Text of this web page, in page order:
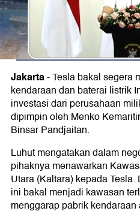
Jakarta-Tesla bakal segera
kendaraan dan baterai listrik
investasi dari perusahaan
dipimpin oleh Menko
Binsar Pandjaitan.
Luhut mengatakan dalam
pihaknya menawarkan
Utara (Kaltara) kepada
ini bakal menjadi kawasan
menggarap pabrik